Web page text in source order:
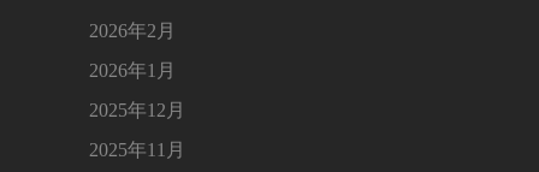
2026年2月
2026年1月
2025年12月
2025年11月